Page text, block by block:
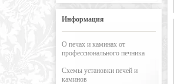
Информация
О печах и каминах от
профессионального печника
Схемы установки печей и
каминов